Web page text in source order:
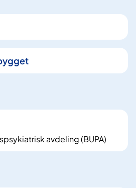
avdeling (BUPA)